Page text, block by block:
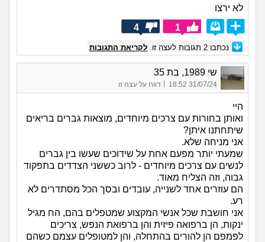
לא ירצו
1
4
נכתבו 2 תגובות לעצה זו. לקריאת התגובות
שי 1989, בת 35
31/07/24 18:52
| דווח על עצה זו
היי
ואותן בחורות עם צרכים מיוחדים, מוצאות גברים בריאים
שיתחתנו איתן?
אני מניחה שלא.
שמעתי יותר מפעם אחת על שידוכים שעשו בין גברים
לנשים עם צרכים מיוחדים - לרוב כששני הצדדים בתפקוד
גבוה, וזה הצליח מאוד.
הם עוזרים אחד לשנייה, עובדים ובסך הכל מסתדרים לא
רע.
אני חושבת שכל אנשי המקצוע שמטפלים בהם, הח מגיל
ינקות, הן ברפואה פיזית והן ברפואת הנפש, צריכים
לפמפם הן להורים בהתחלה, והן למטופלים עצמם כשהם